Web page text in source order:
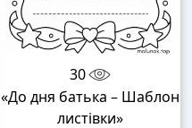
30
«До дня батька – Шаблон
листівки»